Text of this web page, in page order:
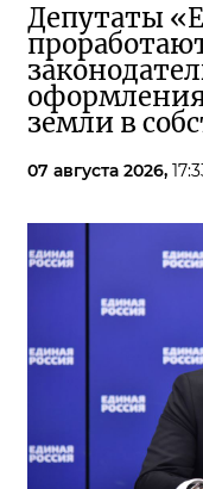
Депутаты
земли в
07 августа 2026,